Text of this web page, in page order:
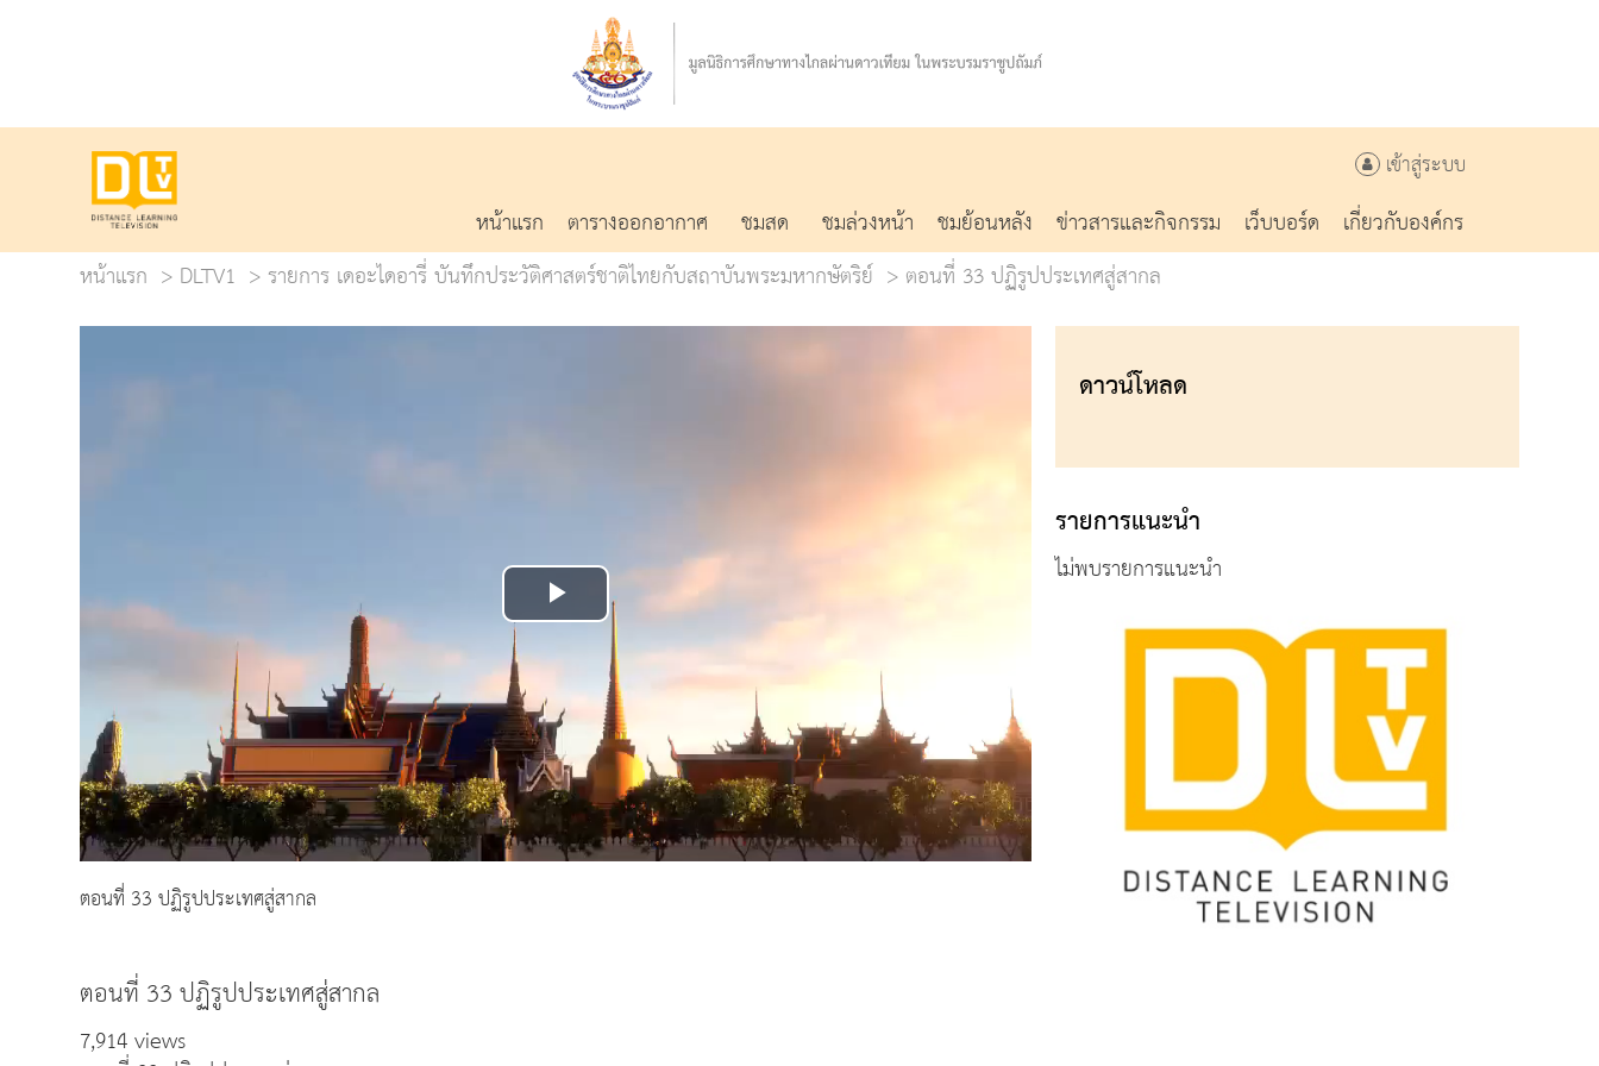
เข้าสู่ระบบ
หน้าแรก ตารางออกอากาศ ชมสด ชมล่วงหน้า ชมย้อนหลัง ข่าวสารและกิจกรรม เว็บบอร์ด
เกี่ยวกับองค์กร
หน้าแรก
DLTV1 รายการ เดอะไดอารี่ บันทึกประวัติศาสตร์ชาติไทยกับสถาบันพระมหากษัตริย์ ตอนที่ 33 ปฏิรูปประเทศสู่สากล
Play
Video
ตอนที่ 33 ปฏิรูปประเทศสู่สากล
ตอนที่ 33 ปฏิรูปประเทศสู่สากล
7,914 views
ดาวน์โหลด
รายการแนะนำ
ไม่พบรายการแนะนำ